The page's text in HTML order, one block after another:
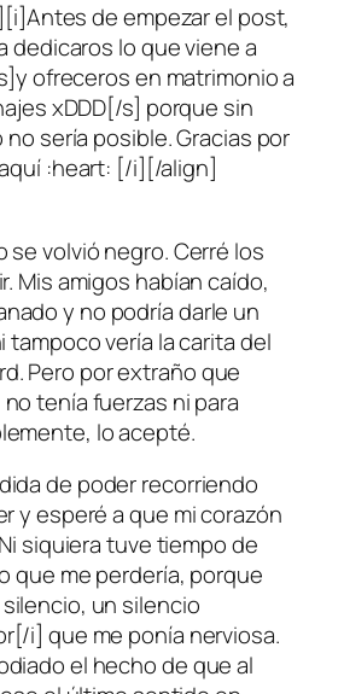
de empezar el post,
dedicaros lo que viene a
ofreceros en matrimonio a
xDDD[/s] porque sin
sería posible. Gracias por
:heart: [/i][/align]
se volvió negro. Cerré los
Mis amigos habían caído,
y no podría darle un
tampoco vería la carita del
Pero por extraño que
tenía fuerzas ni para
lo acepté.
de poder recorriendo
y esperé a que mi corazón
siquiera tuve tiempo de
que me perdería, porque
un silencio
i] que me ponía nerviosa.
el hecho de que al